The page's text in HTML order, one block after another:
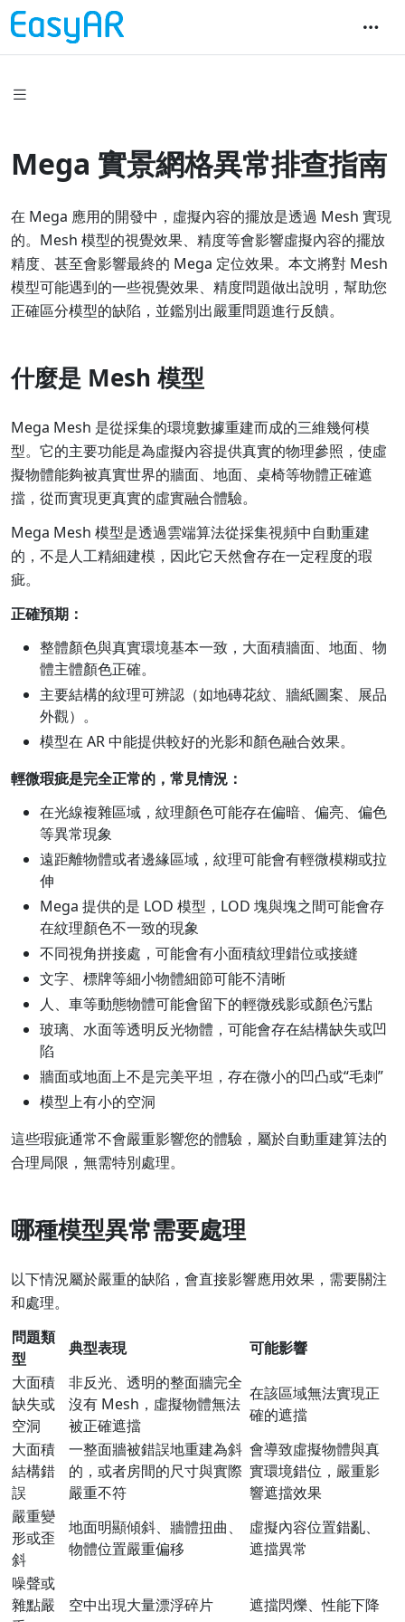
Mega 實景網格異常排查指南
在 Mega 應用的開發中，虛擬內容的擺放是透過 Mesh 實現
的。Mesh 模型的視覺效果、精度等會影響虛擬內容的擺放
精度、甚至會影響最終的 Mega 定位效果。本文將對 Mesh
模型可能遇到的一些視覺效果、精度問題做出說明，幫助您
正確區分模型的缺陷，並鑑別出嚴重問題進行反饋。
什麼是 Mesh 模型
Mega Mesh 是從採集的環境數據重建而成的三維幾何模
型。它的主要功能是為虛擬內容提供真實的物理參照，使虛
擬物體能夠被真實世界的牆面、地面、桌椅等物體正確遮
擋，從而實現更真實的虛實融合體驗。
Mega Mesh 模型是透過雲端算法從採集視頻中自動重建
的，不是人工精細建模，因此它天然會存在一定程度的瑕
疵。
正確預期：
整體顏色與真實環境基本一致，大面積牆面、地面、物
體主體顏色正確。
主要結構的紋理可辨認（如地磚花紋、牆紙圖案、展品
外觀）。
模型在 AR 中能提供較好的光影和顏色融合效果。
輕微瑕疵是完全正常的，常見情況：
在光線複雜區域，紋理顏色可能存在偏暗、偏亮、偏色
等異常現象
遠距離物體或者邊緣區域，紋理可能會有輕微模糊或拉
伸
Mega 提供的是 LOD 模型，LOD 塊與塊之間可能會存
在紋理顏色不一致的現象
不同視角拼接處，可能會有小面積紋理錯位或接縫
文字、標牌等細小物體細節可能不清晰
人、車等動態物體可能會留下的輕微残影或顏色污點
玻璃、水面等透明反光物體，可能會存在結構缺失或凹
陷
牆面或地面上不是完美平坦，存在微小的凹凸或“毛刺”
模型上有小的空洞
這些瑕疵通常不會嚴重影響您的體驗，屬於自動重建算法的
合理局限，無需特別處理。
哪種模型異常需要處理
以下情況屬於嚴重的缺陷，會直接影響應用效果，需要關注
和處理。
問題類
型
典型表現
可能影響
大面積
缺失或
空洞
非反光、透明的整面牆完全
沒有 Mesh，虛擬物體無法
被正確遮擋
在該區域無法實現正
確的遮擋
大面積
結構錯
誤
一整面牆被錯誤地重建為斜
的，或者房間的尺寸與實際
嚴重不符
會導致虛擬物體與真
實環境錯位，嚴重影
響遮擋效果
嚴重變
形或歪
斜
地面明顯傾斜、牆體扭曲、
物體位置嚴重偏移
虛擬內容位置錯亂、
遮擋異常
噪聲或
雜點嚴
空中出現大量漂浮碎片 遮擋閃爍、性能下降